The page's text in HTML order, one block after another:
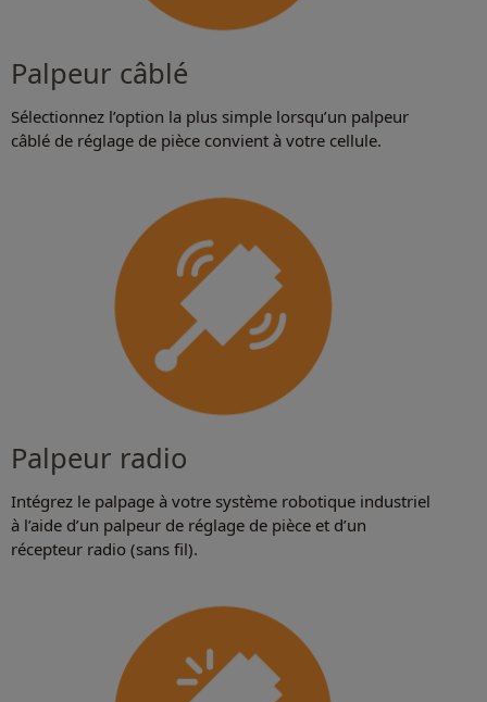
Palpeur câblé
Sélectionnez l’option la plus simple lorsqu’un palpeur
câblé de réglage de pièce convient à votre cellule.
Palpeur radio
Intégrez le palpage à votre système robotique industriel
à l’aide d’un palpeur de réglage de pièce et d’un
récepteur radio (sans fil).